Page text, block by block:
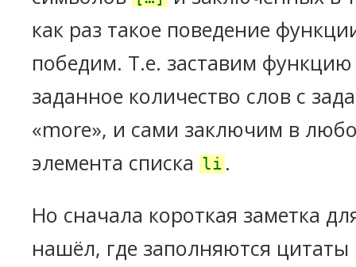
как раз такое поведение
победим. Т.е. заставим
заданное количество слов с
«more», и сами заключим в
элемента списка li .
Но сначала короткая заметка
нашёл, где заполняются цитаты